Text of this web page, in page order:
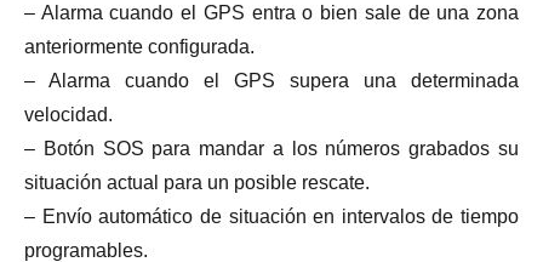
– Alarma cuando el GPS entra o bien sale de una zona
anteriormente configurada.
– Alarma cuando el GPS supera una determinada
velocidad.
– Botón SOS para mandar a los números grabados su
situación actual para un posible rescate.
– Envío automático de situación en intervalos de tiempo
programables.